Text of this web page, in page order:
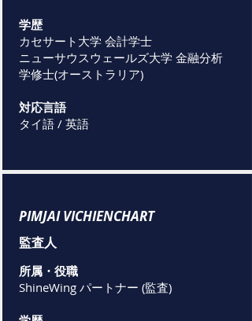
学歴
カセサート大学 会計学士
ニューサウスウェールズ大学 金融分析
学修士(オーストラリア)
対応言語
タイ語 / 英語
PIMJAI VICHIENCHART
監査人
所属・役職
ShineWing パートナー (監査)